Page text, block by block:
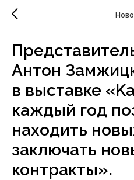
Антон
в выставке
каждый год
находить
заключать
контракты».